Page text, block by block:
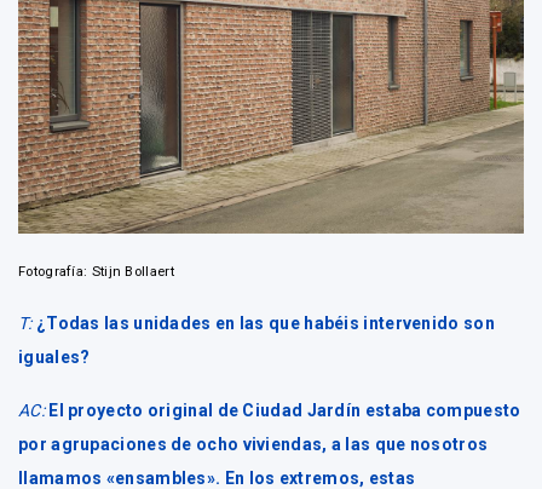
Fotografía: Stijn Bollaert
T: ¿Todas las unidades en las que habéis intervenido son
iguales?
AC:El proyecto original de Ciudad Jardín estaba compuesto
por agrupaciones de ocho viviendas, a las que nosotros
llamamos «ensambles». En los extremos, estas